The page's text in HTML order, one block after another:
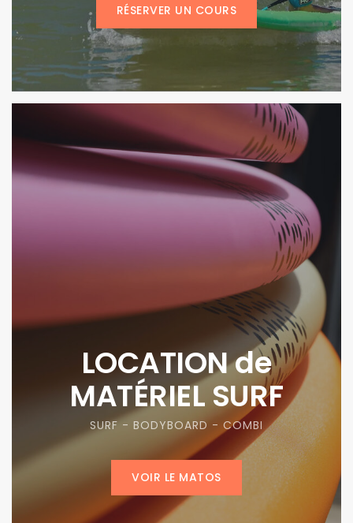
RÉSERVER UN COURS
LOCATION de
MATÉRIEL SURF
SURF - BODYBOARD - COMBI
VOIR LE MATOS